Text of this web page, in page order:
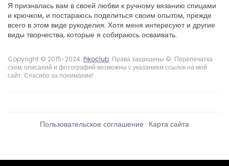
Я призналась вам в своей любви к ручному вязанию спицами
и крючком, и постараюсь поделиться своим опытом, прежде
всего в этом виде рукоделия. Хотя меня интересуют и другие
виды творчества, которые я собираюсь осваивать.
Copyright © 2015-2024. Pikoclub. Права защищены ©. Перепечатка
схем, описаний и фотографий возможны с указанием ссылок на мой
сайт. Спасибо за понимание!
Пользовательское соглашение Карта сайта